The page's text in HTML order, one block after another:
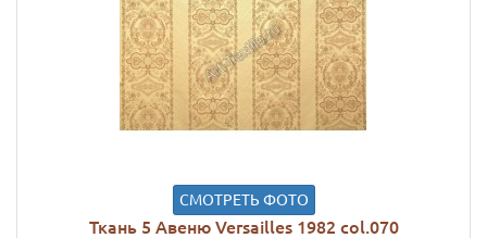
СМОТРЕТЬ ФОТО
Ткань 5 Авеню Versailles 1982 col.070